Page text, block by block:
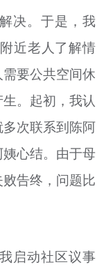
决。于是，我
近老人了解情
要公共空间休
。起初，我认
次联系到陈阿
心结。由于母
告终，问题比
启动社区议事